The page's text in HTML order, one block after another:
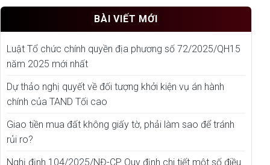
BÀI VIẾT MỚI
Luật Tổ chức chính quyền địa phương số 72/2025/QH15
năm 2025 mới nhất
Dự thảo nghị quyết về đối tượng khởi kiện vụ án hành
chính của TAND Tối cao
Giao tiền mua đất không giấy tờ, phải làm sao để tránh
rủi ro?
Nghị định 104/2025/NĐ-CP Quy định chi tiết một số điều